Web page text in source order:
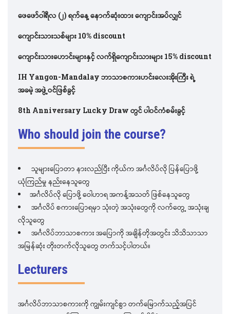
ဖေဖော်၀ါရီလ (၂) ရက်နေ့ နောက်ဆုံးထား ကျောင်းအပ်လျှင်
ကျောင်းသားသစ်များ 10% discount
ကျောင်းသားဟောင်းများနှင့် လက်ရှိကျောင်းသားများ 15% discount
IH Yangon-Mandalay ဘာသာစကားဟင်းလေးအိုးကြီး ရဲ့
အခမဲ့ အဖွဲ့ဝင်ဖြစ်ခွင့်
8th Anniversary Lucky Draw တွင် ပါ၀င်ကံစမ်းခွင့်
Who should join the course?
သူများပြောတာ နားလည်ပြီး ကိုယ်က အင်္ဂလိပ်လို ပြန်ပြောဖို့
ယုံကြည်မှု နည်းနေသူတွေ
အင်္ဂလိပ်လို ပြောဖို့ ဝေါဟာရ အကန့်အသတ် ဖြစ်နေသူတွေ
အင်္ဂလိပ် စကားပြောရမှာ သုံးတဲ့ အသုံးတွေကို လက်တွေ့ အသုံးချ
လိုသူတွေ
အင်္ဂလိပ်ဘာသာစကား အပြောကို အချိန်တိုအတွင်း သိသိသာသာ
အမြန်ဆုံး တိုးတက်လိုသူတွေ တက်သင့်ပါတယ်။
Lecturers
အင်္ဂလိပ်ဘာသာစကားကို ကျွမ်းကျင်စွာ တက်မြောက်သည့်အပြင်